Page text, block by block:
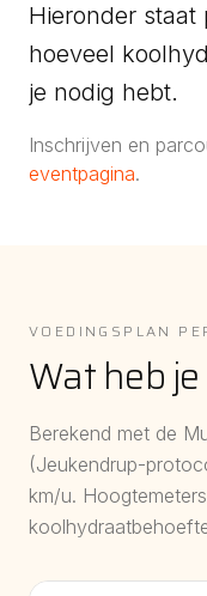
Hieronder staat
hoeveel
je nodig hebt.
Inschrijven en
eventpagina.
VOEDINGSPLAN
Wat heb je
Berekend met de
(Jeukendrup-
km/u.